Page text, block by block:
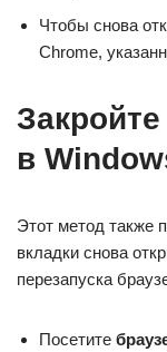
Чтобы снова
Chrome,
в
Этот метод также
вкладки снова
перезапуска
Посетите